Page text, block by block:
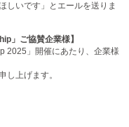
しいです」とエールを送りま
」ご協賛企業様】
2025」開催にあたり、企業様
し上げます。